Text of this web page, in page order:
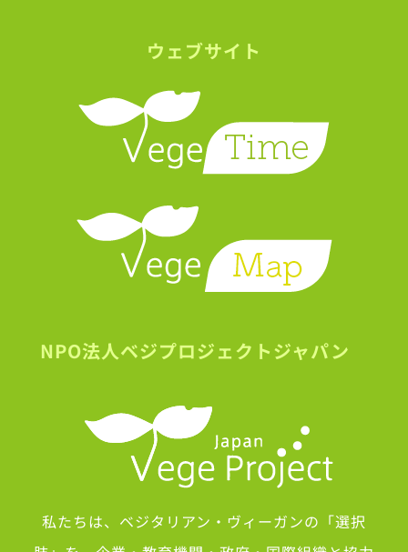
ウェブサイト
NPO法人ベジプロジェクトジャパン
私たちは、ベジタリアン・ヴィーガンの「選択